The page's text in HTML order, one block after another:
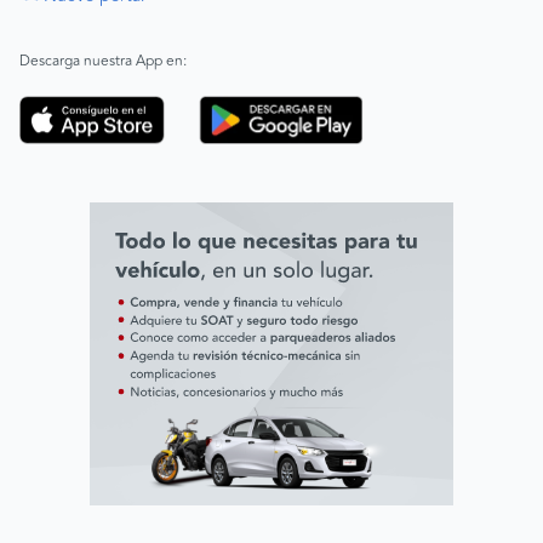
Código de ética
Línea ética ADL digital Lab
Descarga nuestra App en: